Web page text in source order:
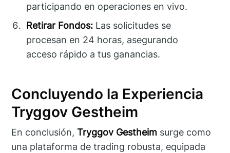
participando en operaciones en vivo.
Retirar Fondos: Las solicitudes se
procesan en 24 horas, asegurando
acceso rápido a tus ganancias.
Concluyendo la Experiencia
Tryggov Gestheim
En conclusión,Tryggov Gestheim surge como
una plataforma de trading robusta, equipada